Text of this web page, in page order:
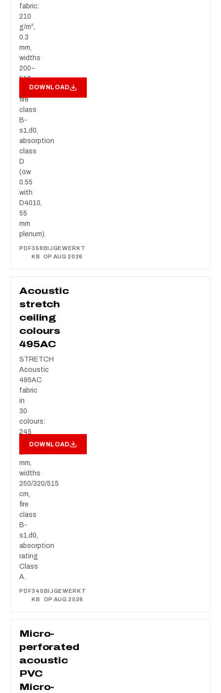
fabric:
210
g/m²,
0.3
mm,
widths
200–
510
cm,
fire
class
B-
s1,d0,
absorption
class
D
(αw
0.55
with
D4010,
55
mm
plenum).
PDF358
KB
BIJGEWERKT
OP AUG 2026
DOWNLOAD
Acoustic
stretch
ceiling
colours
495AC
STRETCH
Acoustic
495AC
fabric
in
30
colours:
245
g/m²,
0.4
mm,
widths
250/320/515
cm,
fire
class
B-
s1,d0,
absorption
rating
Class
A.
PDF340
KB
BIJGEWERKT
OP AUG 2026
DOWNLOAD
Micro-
perforated
acoustic
PVC
Micro-